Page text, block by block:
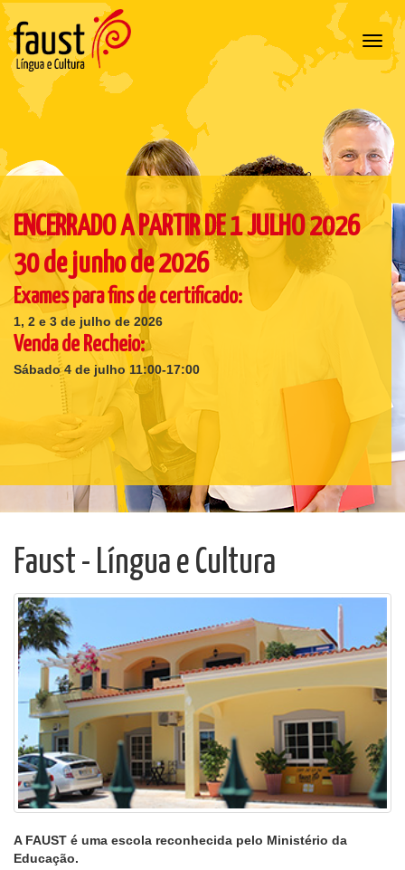
ENCERRADO A PARTIR DE 1 JULHO 2026
30 de junho de 2026
Exames para fins de certificado:
1, 2 e 3 de julho de 2026
Venda de Recheio:
Sábado 4 de julho 11:00-17:00
Faust - Língua e Cultura
A FAUST é uma escola reconhecida pelo Ministério da
Educação.